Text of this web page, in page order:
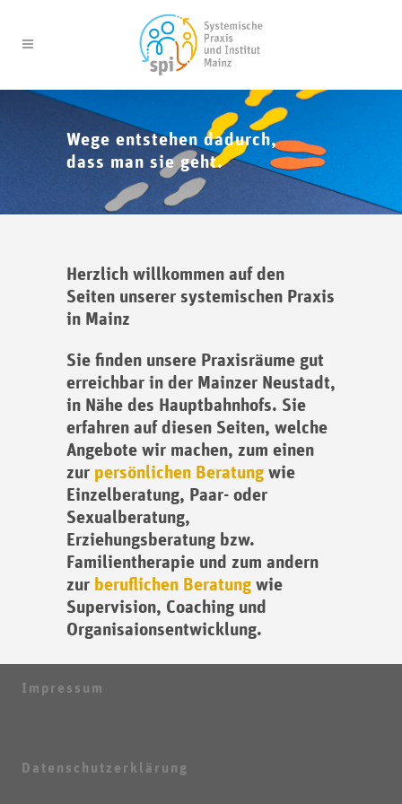
Wege entstehen dadurch,
dass man sie geht.
Herzlich willkommen auf den
Seiten unserer systemischen Praxis
in Mainz
Sie finden unsere Praxisräume gut
erreichbar in der Mainzer Neustadt,
in Nähe des Hauptbahnhofs. Sie
erfahren auf diesen Seiten, welche
Angebote wir machen, zum einen
zur persönlichen Beratung wie
Einzelberatung, Paar- oder
Sexualberatung,
Erziehungsberatung bzw.
Familientherapie und zum andern
zur beruflichen Beratung wie
Supervision, Coaching und
Organisaionsentwicklung.
Impressum
Datenschutzerklärung